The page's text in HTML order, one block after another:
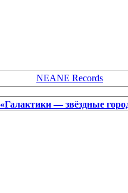
NEANE Records
«Галактики — звёздные